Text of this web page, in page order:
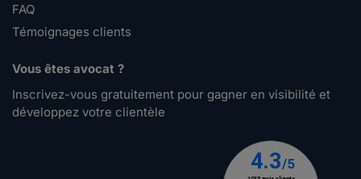
FAQ
Témoignages clients
Vous êtes avocat ?
Inscrivez-vous gratuitement pour gagner en visibilité et
développez votre clientèle